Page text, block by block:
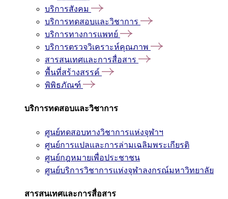
บริการสังคม
บริการทดสอบและวิชาการ
บริการทางการแพทย์
บริการตรวจวิเคราะห์คุณภาพ
สารสนเทศและการสื่อสาร
พื้นที่สร้างสรรค์
พิพิธภัณฑ์
บริการทดสอบและวิชาการ
ศูนย์ทดสอบทางวิชาการแห่งจุฬาฯ
ศูนย์การแปลและการล่ามเฉลิมพระเกียรติ
ศูนย์กฎหมายเพื่อประชาชน
ศูนย์บริการวิชาการแห่งจุฬาลงกรณ์มหาวิทยาลัย
สารสนเทศและการสื่อสาร